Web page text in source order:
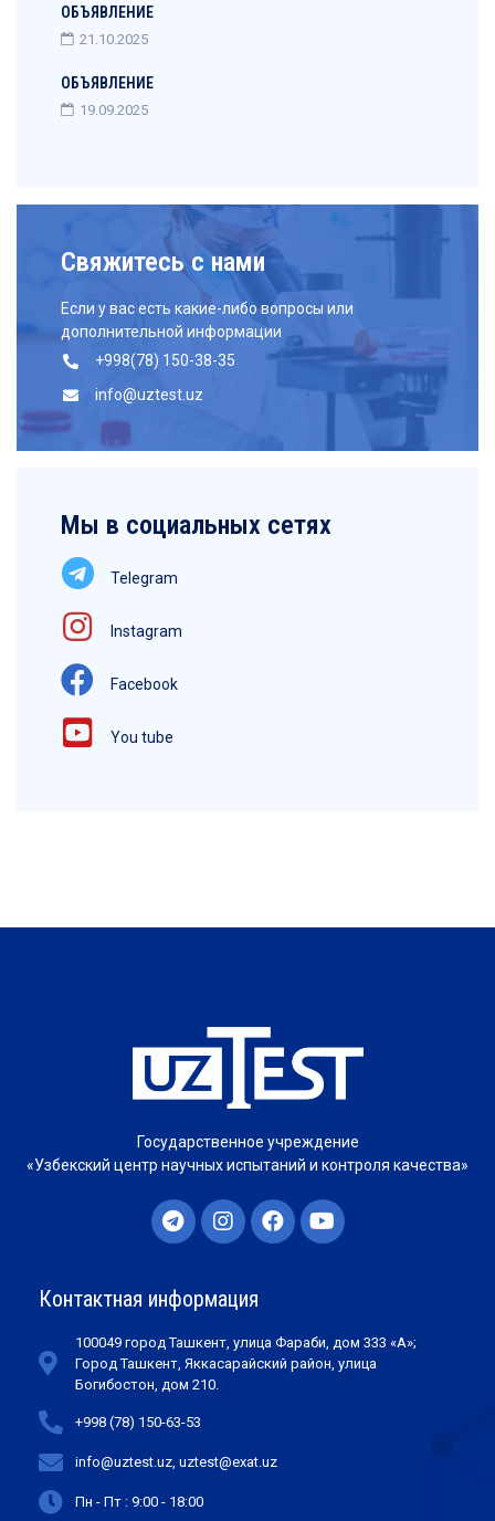
ОБЪЯВЛЕНИЕ
21.10.2025
ОБЪЯВЛЕНИЕ
19.09.2025
Свяжитесь с нами
Если у вас есть какие-либо вопросы или
дополнительной информации
+998(78) 150-38-35
info@uztest.uz
Мы в социальных сетях
Telegram
Instagram
Facebook
You tube
Государственное учреждение
«Узбекский центр научных испытаний и контроля качества»
Контактная информация
100049 город Ташкент, улица Фараби, дом 333 «А»;
Город Ташкент, Яккасарайский район, улица
Богибостон, дом 210.
+998 (78) 150-63-53
info@uztest.uz, uztest@exat.uz
Пн - Пт : 9:00 - 18:00